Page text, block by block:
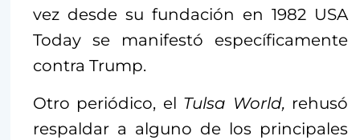
vez desde su fundación en 1982 USA
Today se manifestó específicamente
contra Trump.
Otro periódico, el Tulsa World, rehusó
respaldar a alguno de los principales